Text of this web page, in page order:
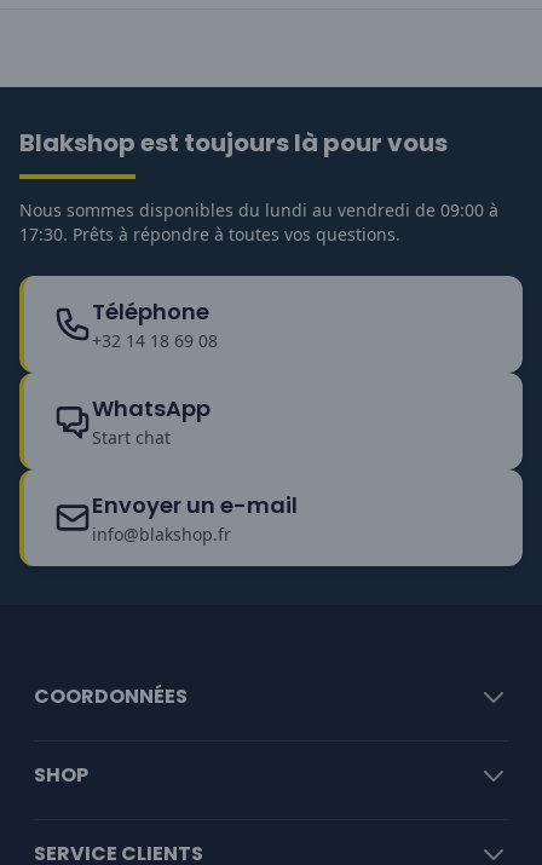
Blakshop est toujours là pour vous
Nous sommes disponibles du lundi au vendredi de 09:00 à
17:30. Prêts à répondre à toutes vos questions.
Téléphone
+32 14 18 69 08
WhatsApp
Start chat
Envoyer un e-mail
info@blakshop.fr
COORDONNÉES
SHOP
SERVICE CLIENTS